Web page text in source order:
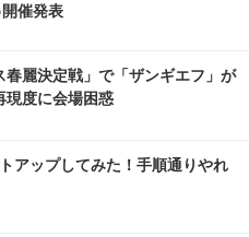
催発表
春麗決定戦」で「ザンギエフ」が
現度に会場困惑
トアップしてみた！手順通りやれ